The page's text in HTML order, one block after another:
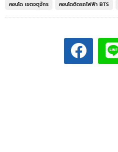
คอนโด เขตจตุจักร
คอนโดติดรถไฟฟ้า BTS